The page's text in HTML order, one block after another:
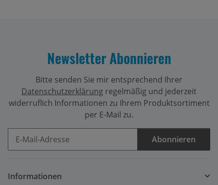
Newsletter Abonnieren
Bitte senden Sie mir entsprechend Ihrer
Datenschutzerklärung regelmäßig und jederzeit
widerruflich Informationen zu Ihrem Produktsortiment
per E-Mail zu.
Abonnieren
Informationen